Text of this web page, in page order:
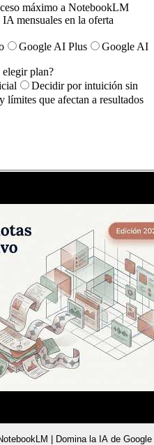
máximo a NotebookLM
mensuales en la oferta
Google AI Plus
Google AI
elegir plan?
Decidir por intuición sin
límites que afectan a resultados
| Domina la IA de Google